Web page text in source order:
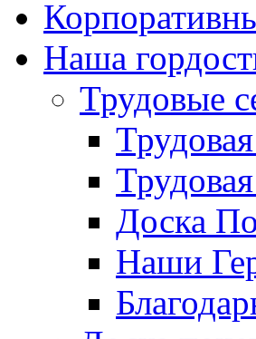
Наша
Трудовые
Доска
Наши